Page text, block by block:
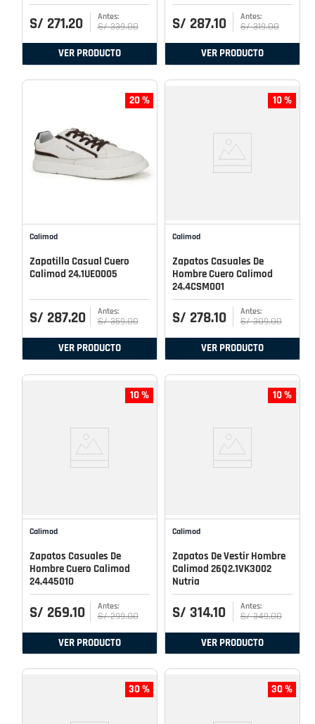
S/ 271.20 S/ 339.00
VER PRODUCTO
S/ 287.10 S/ 319.00
VER PRODUCTO
20 %
Calimod
Zapatilla Casual Cuero
Calimod 24.1UEO005
S/ 287.20 S/ 359.00
VER PRODUCTO
10 %
Calimod
Zapatos Casuales De
Hombre Cuero Calimod
24.4CSM001
S/ 278.10 S/ 309.00
VER PRODUCTO
10 %
Calimod
Zapatos Casuales De
Hombre Cuero Calimod
24.445010
S/ 269.10 S/ 299.00
VER PRODUCTO
10 %
Calimod
Zapatos De Vestir Hombre
Calimod 26Q2.1VK3002
Nutria
S/ 314.10 S/ 349.00
VER PRODUCTO
30 % 30 %